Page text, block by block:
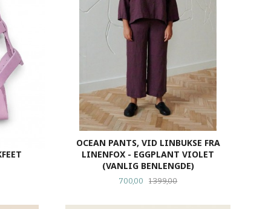
OCEAN PANTS, VID LINBUKSE FRA
LINENFOX - EGGPLANT VIOLET
(VANLIG BENLENGDE)
Tilbud
700,00 1 399,00Rabatt